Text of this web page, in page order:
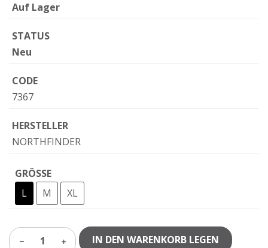
Auf Lager
STATUS
Neu
CODE
7367
HERSTELLER
NORTHFINDER
GRÖSSE
L
M XL
1 IN DEN WARENKORB LEGEN